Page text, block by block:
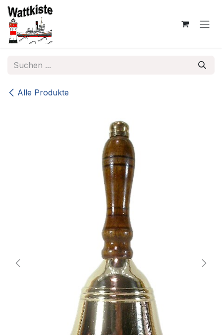
Zum Inhalt springen
Alle Produkte